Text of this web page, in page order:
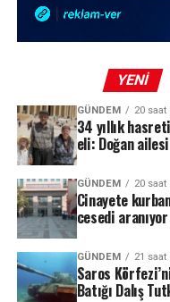
YENI
GÜNDEM 20 saat
34 yıllık
eli: Doğan
GÜNDEM 20 saat
Cinayete
cesedi aranıyor
GÜNDEM 21 saat
Saros
Batığı Dalış